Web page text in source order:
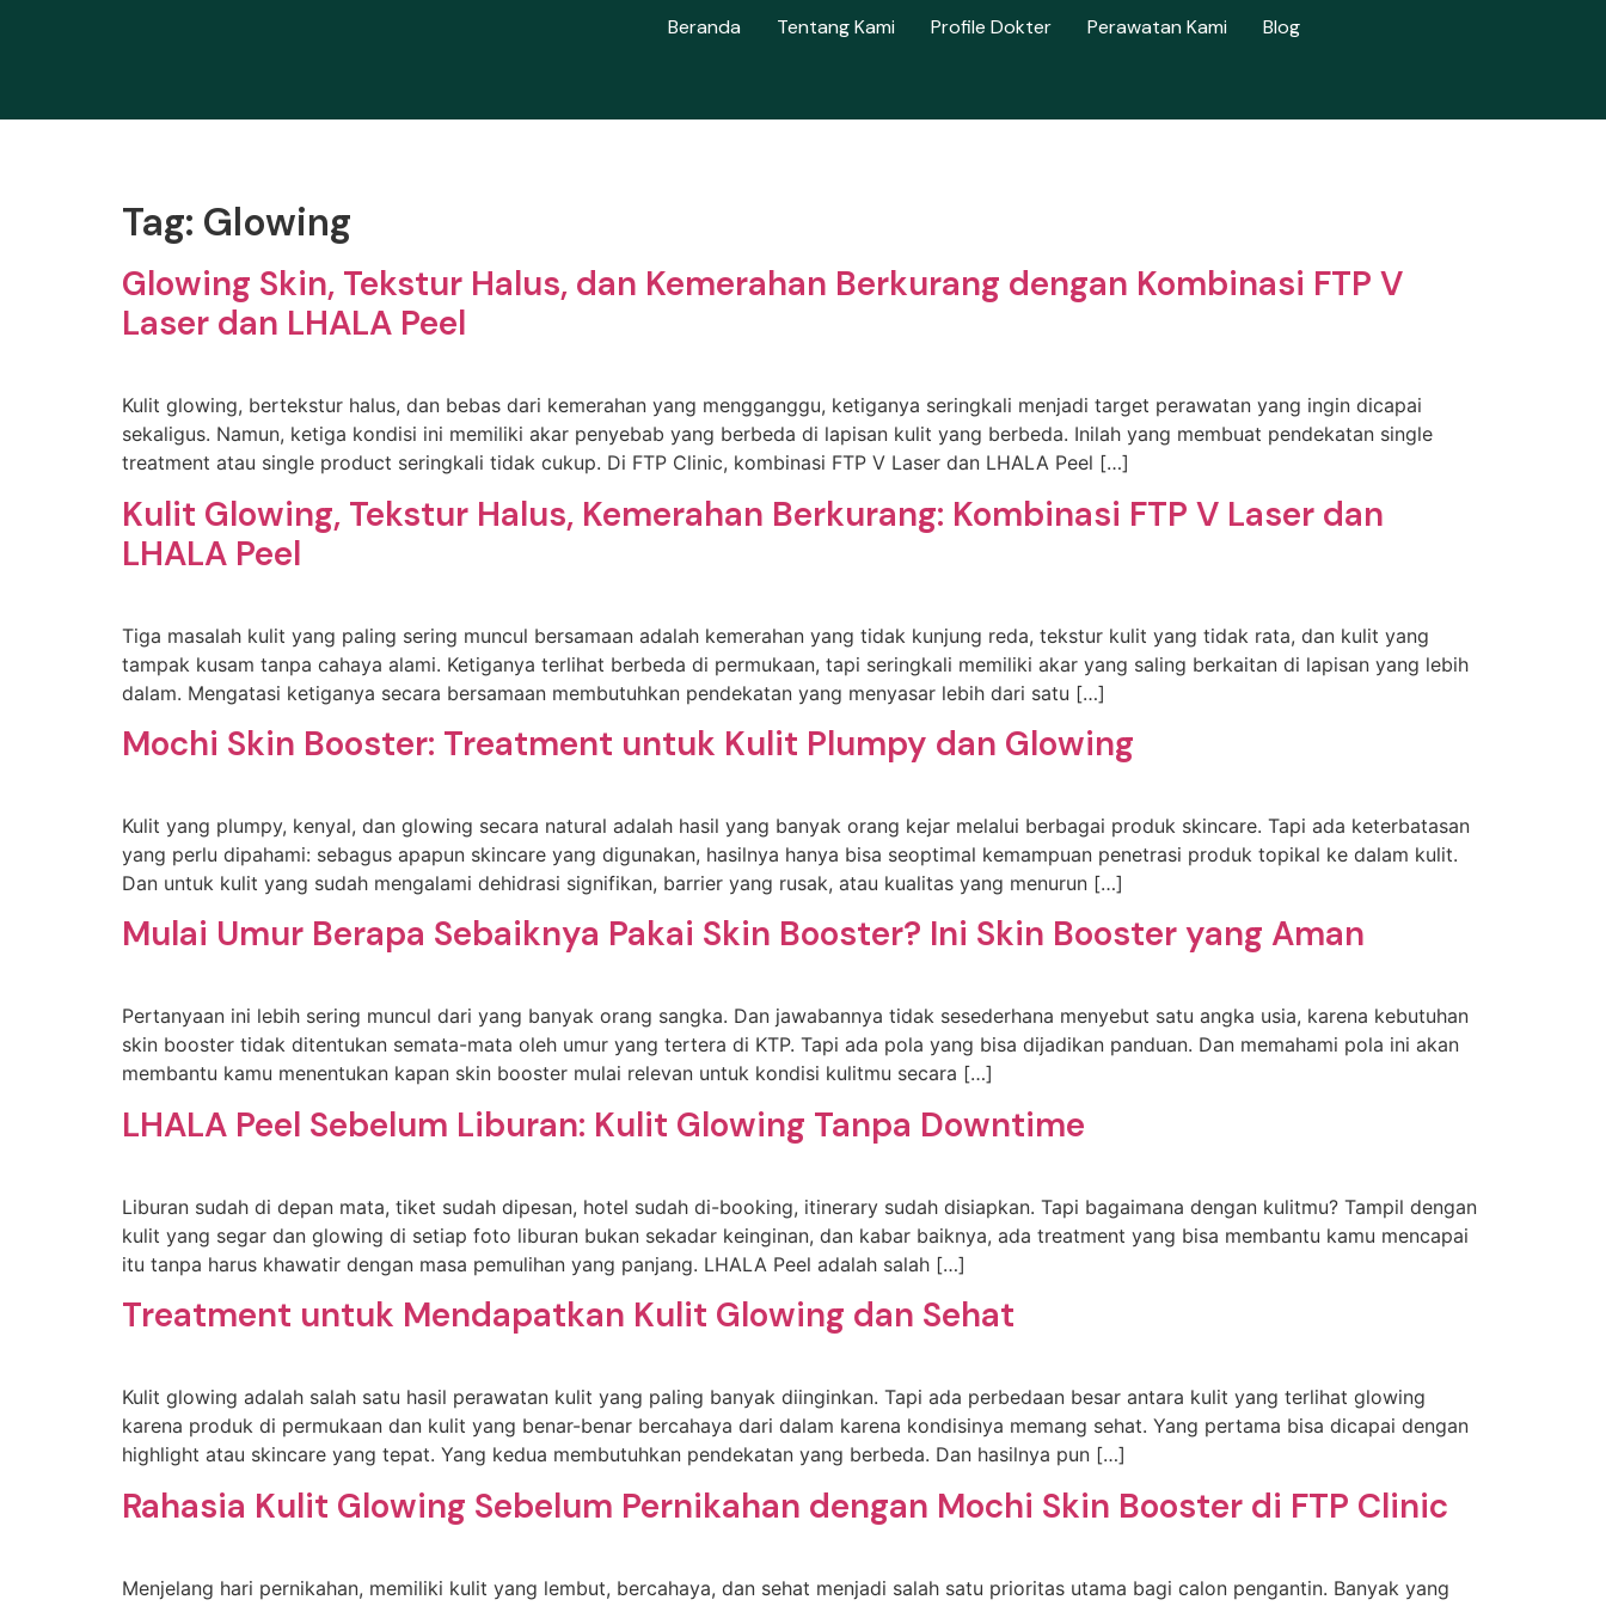
Beranda Tentang Kami Profile Dokter Perawatan Kami Blog
Tag: Glowing
Glowing Skin, Tekstur Halus, dan Kemerahan Berkurang dengan Kombinasi FTP V
Laser dan LHALA Peel
Kulit glowing, bertekstur halus, dan bebas dari kemerahan yang mengganggu, ketiganya seringkali menjadi target perawatan yang ingin dicapai
sekaligus. Namun, ketiga kondisi ini memiliki akar penyebab yang berbeda di lapisan kulit yang berbeda. Inilah yang membuat pendekatan single
treatment atau single product seringkali tidak cukup. Di FTP Clinic, kombinasi FTP V Laser dan LHALA Peel […]
Kulit Glowing, Tekstur Halus, Kemerahan Berkurang: Kombinasi FTP V Laser dan
LHALA Peel
Tiga masalah kulit yang paling sering muncul bersamaan adalah kemerahan yang tidak kunjung reda, tekstur kulit yang tidak rata, dan kulit yang
tampak kusam tanpa cahaya alami. Ketiganya terlihat berbeda di permukaan, tapi seringkali memiliki akar yang saling berkaitan di lapisan yang lebih
dalam. Mengatasi ketiganya secara bersamaan membutuhkan pendekatan yang menyasar lebih dari satu […]
Mochi Skin Booster: Treatment untuk Kulit Plumpy dan Glowing
Kulit yang plumpy, kenyal, dan glowing secara natural adalah hasil yang banyak orang kejar melalui berbagai produk skincare. Tapi ada keterbatasan
yang perlu dipahami: sebagus apapun skincare yang digunakan, hasilnya hanya bisa seoptimal kemampuan penetrasi produk topikal ke dalam kulit.
Dan untuk kulit yang sudah mengalami dehidrasi signifikan, barrier yang rusak, atau kualitas yang menurun […]
Mulai Umur Berapa Sebaiknya Pakai Skin Booster? Ini Skin Booster yang Aman
Pertanyaan ini lebih sering muncul dari yang banyak orang sangka. Dan jawabannya tidak sesederhana menyebut satu angka usia, karena kebutuhan
skin booster tidak ditentukan semata-mata oleh umur yang tertera di KTP. Tapi ada pola yang bisa dijadikan panduan. Dan memahami pola ini akan
membantu kamu menentukan kapan skin booster mulai relevan untuk kondisi kulitmu secara […]
LHALA Peel Sebelum Liburan: Kulit Glowing Tanpa Downtime
Liburan sudah di depan mata, tiket sudah dipesan, hotel sudah di-booking, itinerary sudah disiapkan. Tapi bagaimana dengan kulitmu? Tampil dengan
kulit yang segar dan glowing di setiap foto liburan bukan sekadar keinginan, dan kabar baiknya, ada treatment yang bisa membantu kamu mencapai
itu tanpa harus khawatir dengan masa pemulihan yang panjang. LHALA Peel adalah salah […]
Treatment untuk Mendapatkan Kulit Glowing dan Sehat
Kulit glowing adalah salah satu hasil perawatan kulit yang paling banyak diinginkan. Tapi ada perbedaan besar antara kulit yang terlihat glowing
karena produk di permukaan dan kulit yang benar-benar bercahaya dari dalam karena kondisinya memang sehat. Yang pertama bisa dicapai dengan
highlight atau skincare yang tepat. Yang kedua membutuhkan pendekatan yang berbeda. Dan hasilnya pun […]
Rahasia Kulit Glowing Sebelum Pernikahan dengan Mochi Skin Booster di FTP Clinic
Menjelang hari pernikahan, memiliki kulit yang lembut, bercahaya, dan sehat menjadi salah satu prioritas utama bagi calon pengantin. Banyak yang